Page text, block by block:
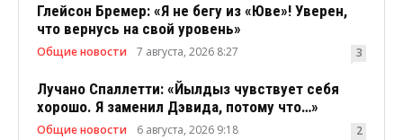
Глейсон Бремер: «Я не бегу из «Юве»! Уверен,
что вернусь на свой уровень»
Общие новости 7 августа, 2026 8:27 3
Лучано Спаллетти: «Йылдыз чувствует себя
хорошо. Я заменил Дэвида, потому что…»
Общие новости 6 августа, 2026 9:18 2